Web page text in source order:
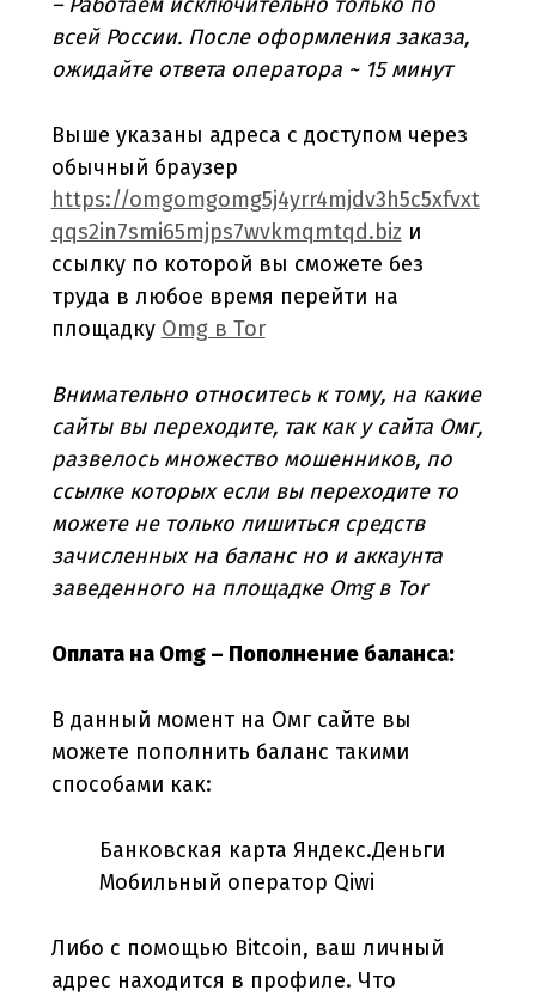
всей России. После оформления заказа,
ожидайте ответа оператора ~ 15 минут
Выше указаны адреса с доступом через
обычный браузер
https://omgomgomg5j4yrr4mjdv3h5c5xfvxt
qqs2in7smi65mjps7wvkmqmtqd.biz и
ссылку по которой вы сможете без
труда в любое время перейти на
площадку Omg в Tor
Внимательно относитесь к тому, на какие
сайты вы переходите, так как у сайта Омг,
развелось множество мошенников, по
ссылке которых если вы переходите то
можете не только лишиться средств
зачисленных на баланс но и аккаунта
заведенного на площадке Omg в Tor
Оплата на Omg – Пополнение баланса:
В данный момент на Омг сайте вы
можете пополнить баланс такими
способами как:
Банковская карта Яндекс.Деньги
Мобильный оператор Qiwi
Либо с помощью Bitcoin, ваш личный
адрес находится в профиле. Что